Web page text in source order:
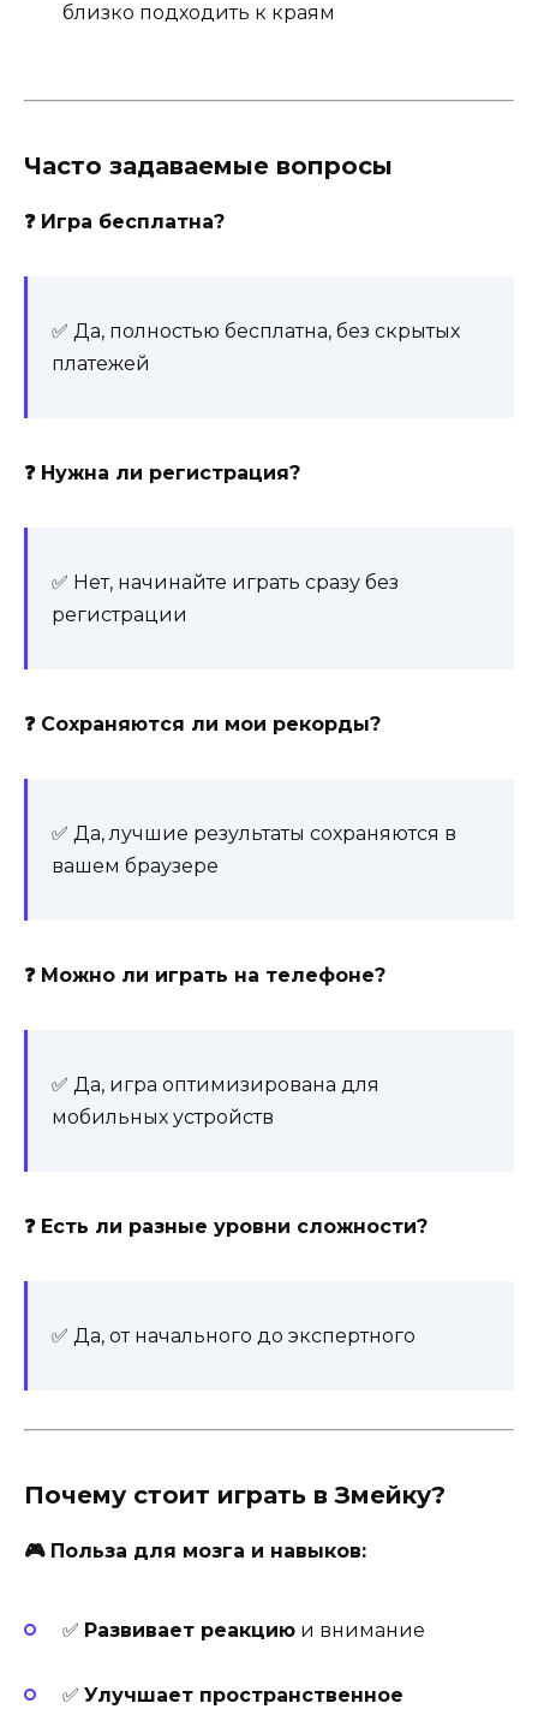
близко подходить к краям
Часто задаваемые вопросы
❓ Игра бесплатна?
✅ Да, полностью бесплатна, без скрытых
платежей
❓ Нужна ли регистрация?
✅ Нет, начинайте играть сразу без
регистрации
❓ Сохраняются ли мои рекорды?
✅ Да, лучшие результаты сохраняются в
вашем браузере
❓ Можно ли играть на телефоне?
✅ Да, игра оптимизирована для
мобильных устройств
❓ Есть ли разные уровни сложности?
✅ Да, от начального до экспертного
Почему стоит играть в Змейку?
🎮 Польза для мозга и навыков:
✅ Развивает реакцию и внимание
✅ Улучшает пространственное